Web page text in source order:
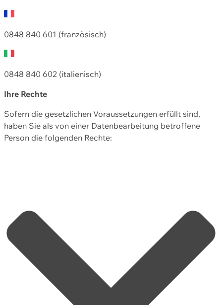
0848 840 601 (französisch)
0848 840 602 (italienisch)
Ihre Rechte
Sofern die gesetzlichen Voraussetzungen erfüllt sind,
haben Sie als von einer Datenbearbeitung betroffene
Person die folgenden Rechte: